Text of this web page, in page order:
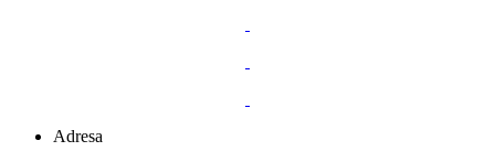
Adresa